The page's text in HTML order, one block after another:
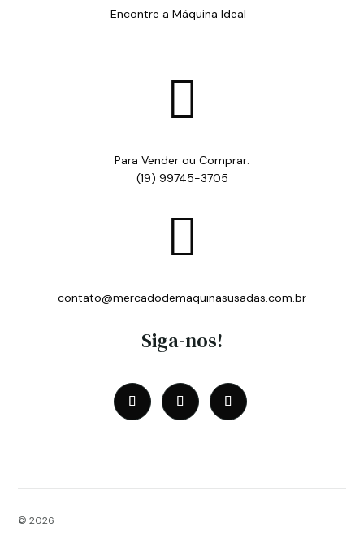
Encontre a Máquina Ideal

Para Vender ou Comprar:
(19) 99745-3705

contato@mercadodemaquinasusadas.com.br
Siga-nos!
© 2026